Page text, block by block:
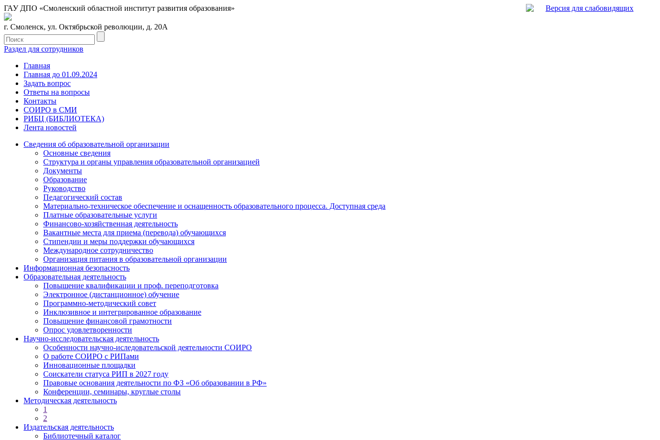
ГАУ ДПО «Смоленский областной институт развития образования» Версия для слабовидящих
г. Смоленск, ул. Октябрьской революции, д. 20А
Раздел для сотрудников
Главная
Главная до 01.09.2024
Задать вопрос
Ответы на вопросы
Контакты
СОИРО в СМИ
РИБЦ (БИБЛИОТЕКА)
Лента новостей
Сведения об образовательной организации
Основные сведения
Структура и органы управления образовательной организацией
Документы
Образование
Руководство
Педагогический состав
Материально-техническое обеспечение и оснащенность образовательного процесса. Доступная среда
Платные образовательные услуги
Финансово-хозяйственная деятельность
Вакантные места для приема (перевода) обучающихся
Стипендии и меры поддержки обучающихся
Международное сотрудничество
Организация питания в образовательной организации
Информационная безопасность
Образовательная деятельность
Повышение квалификации и проф. переподготовка
Электронное (дистанционное) обучение
Программно-методический совет
Инклюзивное и интегрированное образование
Повышение финансовой грамотности
Опрос удовлетворенности
Научно-исследовательская деятельность
Особенности научно-иследовательской деятельности СОИРО
О работе СОИРО с РИПами
Инновационные площадки
Соискатели статуса РИП в 2027 году
Правовые основания деятельности по ФЗ «Об образовании в РФ»
Конференции, семинары, круглые столы
Методическая деятельность
1
2
Издательская деятельность
Библиотечный каталог